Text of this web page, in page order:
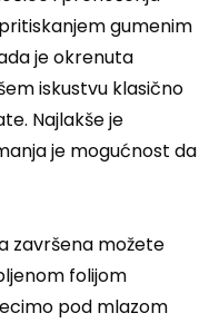
gumenim
je okrenuta
iskustvu klasično
Najlakše je
je mogućnost da
završena možete
folijom
pod mlazom